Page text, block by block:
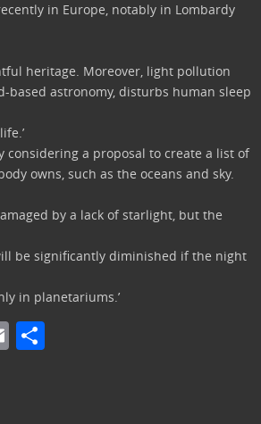
in Europe, notably in Lombardy
heritage. Moreover, light pollution
based astronomy, disturbs human sleep
considering a proposal to create a list of
owns, such as the oceans and sky.
by a lack of starlight, but the
be significantly diminished if the night
in planetariums.’
E